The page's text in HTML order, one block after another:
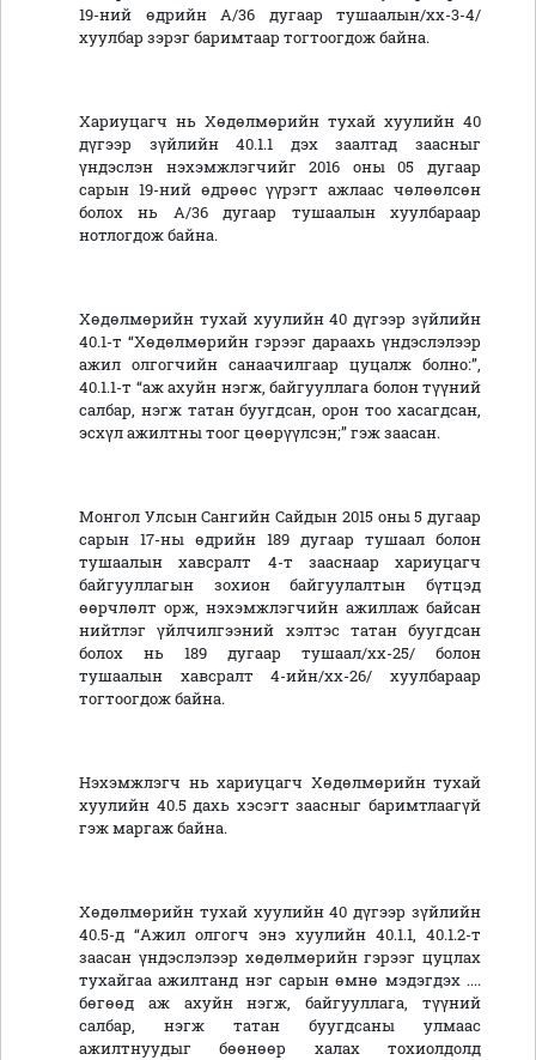
19-ний өдрийн А/36 дугаар тушаалын/хх-3-4/
хуулбар зэрэг баримтаар тогтоогдож байна.
Хариуцагч нь Хөдөлмөрийн тухай хуулийн 40
дүгээр зүйлийн 40.1.1 дэх заалтад заасныг
үндэслэн нэхэмжлэгчийг 2016 оны 05 дугаар
сарын 19-ний өдрөөс үүрэгт ажлаас чөлөөлсөн
болох нь А/36 дугаар тушаалын хуулбараар
нотлогдож байна.
Хөдөлмөрийн тухай хуулийн 40 дүгээр зүйлийн
40.1-т “Хөдөлмөрийн гэрээг дараахь үндэслэлээр
ажил олгогчийн санаачилгаар цуцалж болно:”,
40.1.1-т “аж ахуйн нэгж, байгууллага болон түүний
салбар, нэгж татан буугдсан, орон тоо хасагдсан,
эсхүл ажилтны тоог цөөрүүлсэн;” гэж заасан.
Монгол Улсын Сангийн Сайдын 2015 оны 5 дугаар
сарын 17-ны өдрийн 189 дугаар тушаал болон
тушаалын хавсралт 4-т зааснаар хариуцагч
байгууллагын зохион байгуулалтын бүтцэд
өөрчлөлт орж, нэхэмжлэгчийн ажиллаж байсан
нийтлэг үйлчилгээний хэлтэс татан буугдсан
болох нь 189 дугаар тушаал/хх-25/ болон
тушаалын хавсралт 4-ийн/хх-26/ хуулбараар
тогтоогдож байна.
Нэхэмжлэгч нь хариуцагч Хөдөлмөрийн тухай
хуулийн 40.5 дахь хэсэгт заасныг баримтлаагүй
гэж маргаж байна.
Хөдөлмөрийн тухай хуулийн 40 дүгээр зүйлийн
40.5-д “Ажил олгогч энэ хуулийн 40.1.1, 40.1.2-т
заасан үндэслэлээр хөдөлмөрийн гэрээг цуцлах
тухайгаа ажилтанд нэг сарын өмнө мэдэгдэх ....
бөгөөд аж ахуйн нэгж, байгууллага, түүний
салбар, нэгж татан буугдсаны улмаас
ажилтнуудыг бөөнөөр халах тохиолдолд